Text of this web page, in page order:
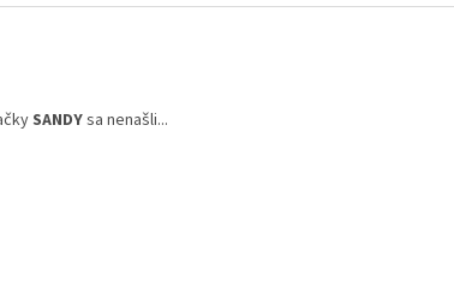
SANDYsa nenašli...